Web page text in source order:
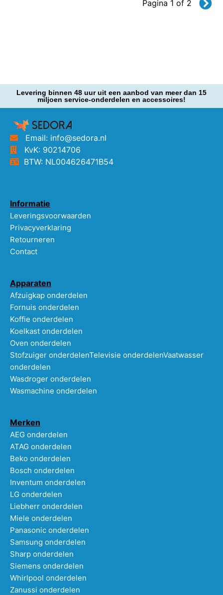
Pagina 1 of 2
Levering binnen 48 uur uit een aanbod van meer dan 15
miljoen service-onderdelen en accessoires!
Email: info@sedora.nl
KvK: 90214706
BTW: NL004626471B54
Informatie
Leveringsvoorwaarden
Privacyverklaring
Retourneren
Contact
Apparaten
Afzuigkap onderdelen
Fornuis onderdelen
Koffie onderdelen
Koelkast onderdelen
Oven onderdelen
Stofzuiger onderdelenTelevisie onderdelenVaatwasser
onderdelen
Wasdroger onderdelen
Wasmachine onderdelen
Merken
AEG onderdelen
ATAG onderdelen
Beko onderdelen
Bosch onderdelen
Inventum onderdelen
LG onderdelen
Liebherr onderdelen
Miele onderdelen
Panasonic onderdelen
Samsung onderdelen
Sharp onderdelen
Siemens onderdelen
Whirlpool onderdelen
Zanussi onderdelen